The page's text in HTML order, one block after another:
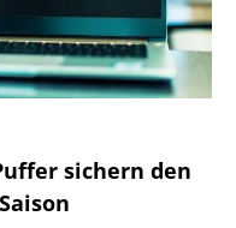
sichern den